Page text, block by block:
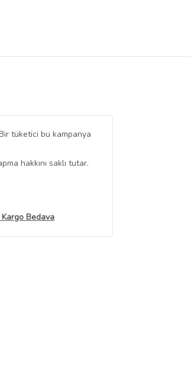
Bir tüketici bu kampanya
hakkını saklı tutar.
Bedava